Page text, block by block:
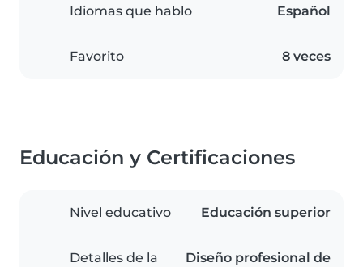
Idiomas que hablo Español
Favorito 8 veces
Educación y Certificaciones
Nivel educativo Educación superior
Detalles de la
Diseño profesional de